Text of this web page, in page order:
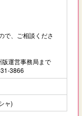
で、ご相談くださ
運営事務局まで
3866
ャ)